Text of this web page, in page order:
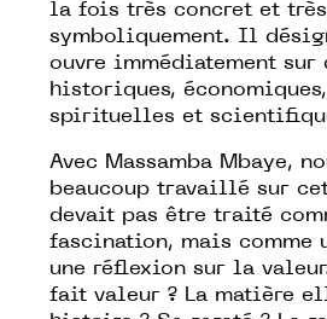
la fois très concret et très
symboliquement. Il
ouvre immédiatement sur
historiques,
spirituelles et
Avec Massamba Mbaye,
beaucoup travaillé sur
devait pas être traité
fascination, mais comme
une réflexion sur la
fait valeur ? La matière